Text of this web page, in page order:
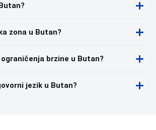
zona u Butan?
brzine u Butan?
jezik u Butan?